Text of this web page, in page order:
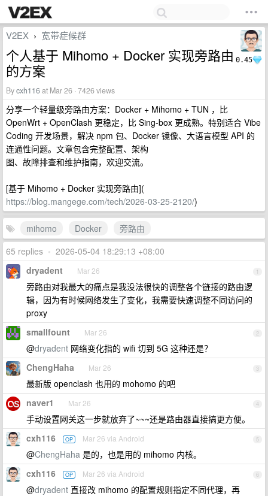
0.45
V2EX › 宽带症候群
个人基于 Mihomo + Docker 实现旁路由
的方案
Bycxh116at Mar 26 · 7426 views
分享一个轻量级旁路由方案：Docker + Mihomo + TUN ，比
OpenWrt + OpenClash 更稳定，比 Sing-box 更成熟。特别适合 Vibe
Coding 开发场景，解决 npm 包、Docker 镜像、大语言模型 API 的
连通性问题。文章包含完整配置、架构
图、故障排查和维护指南，欢迎交流。
[基于 Mihomo + Docker 实现旁路由](
https://blog.mangege.com/tech/2026-03-25-2120/)
mihomo Docker
旁路由
65 replies • 2026-05-04 18:29:13 +08:00
1
dryadent Mar 26
旁路由对我最大的痛点是我没法很快的调整各个链接的路由逻
辑，因为有时候网络发生了变化，我需要快速调整不同访问的
proxy
2
smallfount Mar 26
@dryadent 网络变化指的 wifi 切到 5G 这种还是？
3
ChengHaha Mar 26
最新版 openclash 也用的 mohomo 的吧
4
naver1 Mar 26
手动设置网关这一步就放弃了~~~还是路由器直接搞更方便。
5
cxh116 OP Mar 26 via Android
@ChengHaha 是的，也是用的 mihomo 内核。
6
cxh116 OP Mar 26 via Android
@dryadent 直接改 mihomo 的配置规则指定不同代理，再